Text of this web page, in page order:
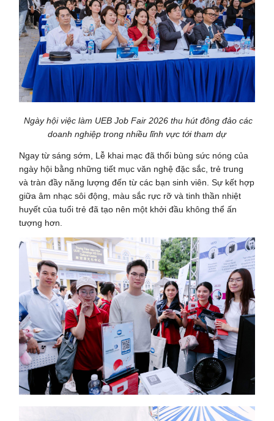
Ngày hội việc làm UEB Job Fair 2026 thu hút đông đảo các
doanh nghiệp trong nhiều lĩnh vực tới tham dự
Ngay từ sáng sớm, Lễ khai mạc đã thổi bùng sức nóng của
ngày hội bằng những tiết mục văn nghệ đặc sắc, trẻ trung
và tràn đầy năng lượng đến từ các bạn sinh viên. Sự kết hợp
giữa âm nhạc sôi động, màu sắc rực rỡ và tinh thần nhiệt
huyết của tuổi trẻ đã tạo nên một khởi đầu không thể ấn
tượng hơn.